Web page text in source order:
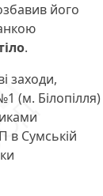
його
.
заходи,
(м. Білопілля)
в Сумській